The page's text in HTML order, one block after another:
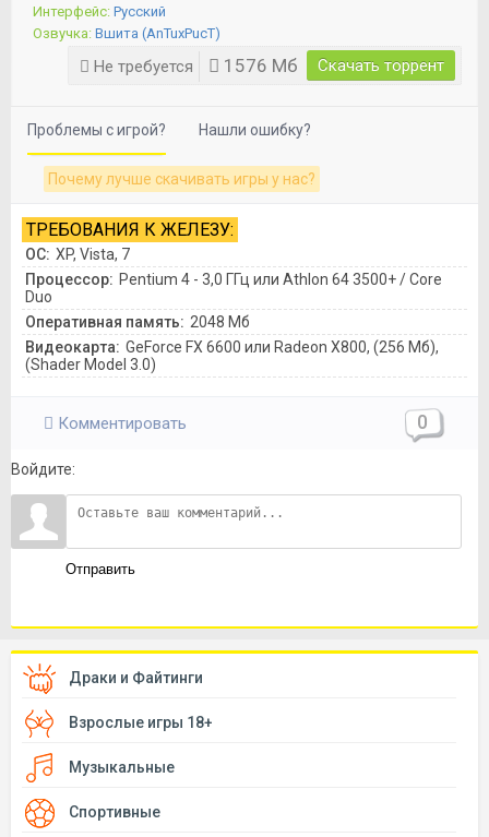
Интерфейс: Русский
Озвучка: Вшита (AnTuxPucT)
Не требуется 1576 Мб Скачать торрент
Проблемы с игрой? Нашли ошибку?
Почему лучше скачивать игры у нас?
ТРЕБОВАНИЯ К ЖЕЛЕЗУ:
ОС: XP, Vista, 7
Процессор: Pentium 4 - 3,0 ГГц или Athlon 64 3500+ / Core
Duo
Оперативная память: 2048 Мб
Видеокарта: GeForce FX 6600 или Radeon X800, (256 Мб),
(Shader Model 3.0)
Комментировать 0
Войдите:
Отправить
Драки и Файтинги
Взрослые игры 18+
Музыкальные
Спортивные